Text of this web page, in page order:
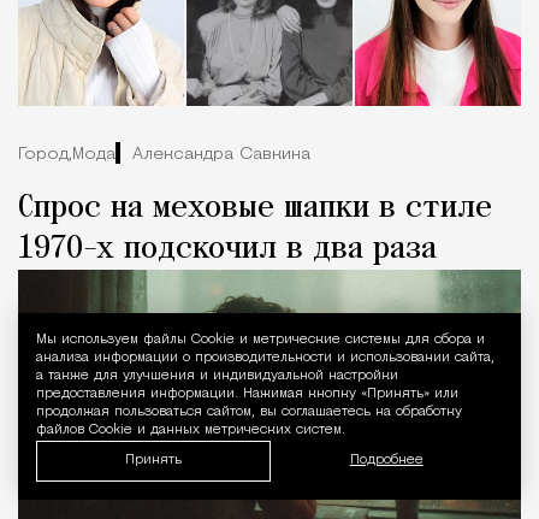
Город, Мода Александра Савкина
Спрос на меховые шапки в стиле
1970-х подскочил в два раза
Уведомление
Мы используем файлы Сookie и метрические системы для сбора и
анализа информации о производительности и использовании сайта,
а также для улучшения и индивидуальной настройки
предоставления информации. Нажимая кнопку «Принять» или
продолжая пользоваться сайтом, вы соглашаетесь на обработку
файлов Cookie и данных метрических систем.
Принять Подробнее